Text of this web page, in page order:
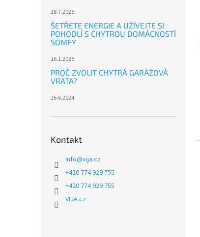
28.7.2025
ŠETŘETE ENERGIE A UŽÍVEJTE SI
POHODLÍ S CHYTROU DOMÁCNOSTÍ
SOMFY
16.1.2025
PROČ ZVOLIT CHYTRÁ GARÁŽOVÁ
VRATA?
26.6.2024
Kontakt
info@vija.cz
+420 774 929 755
+420 774 929 755
VIJA.cz